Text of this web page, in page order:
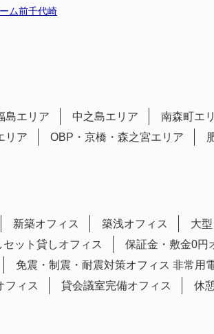
ーム前千代崎
島エリア 中之島エリア 南森町エ
リア OBP・京橋・森之宮エリア
新築オフィス 築浅オフィス
大
セット貸しオフィス
保証金・敷金0円
免震・制震・耐震対策オフィス 非常用
フィス 貸会議室完備オフィス 休